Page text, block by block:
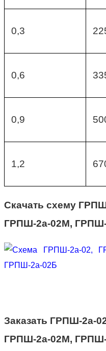
0,3
0,6
0,9
1,2
Скачать схему
ГРПШ-2а-02М,
Заказать ГРПШ-2а-
ГРПШ-2а-02М, ГРПШ-